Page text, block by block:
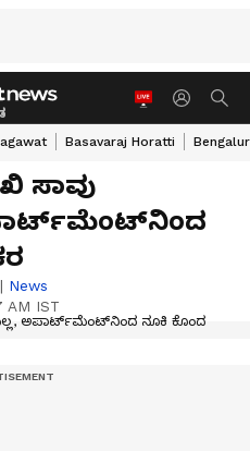
Basavaraj Horatti
ಸಾವು
| News
AM IST